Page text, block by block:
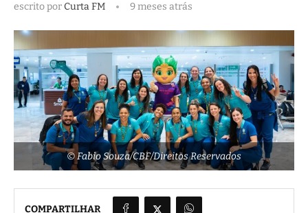
escrito porCurta FM 9 meses atrás
© Fabio Souza/CBF/Direitos Reservados
COMPARTILHAR